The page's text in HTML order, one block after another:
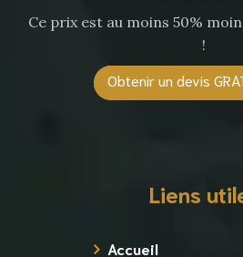
Ce prix est au moins 50%
!
Obtenir un devis
Liens
Accueil